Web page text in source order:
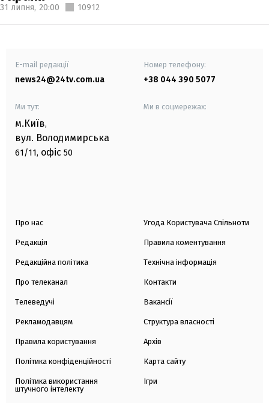
31 липня, 20:00 10912
E-mail редакції
news24@24tv.com.ua
Номер телефону:
+38 044 390 5077
Ми тут:
м.Київ,
вул. Володимирська
61/11, офіс 50
Ми в соцмережах:
Про нас
Редакція
Редакційна політика
Про телеканал
Телеведучі
Рекламодавцям
Правила користування
Політика конфіденційності
Політика використання
штучного інтелекту
Угода Користувача Спільноти
Правила коментування
Технічна інформація
Контакти
Вакансії
Структура власності
Архів
Карта сайту
Ігри